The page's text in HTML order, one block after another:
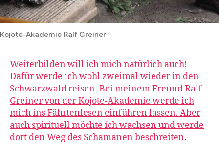
Kojote-Akademie Ralf Greiner
Weiterbilden will ich mich natürlich auch!
Dafür werde ich wohl zweimal wieder in den
Schwarzwald reisen. Bei meinem Freund Ralf
Greiner von der Kojote-Akademie werde ich
mich ins Fährtenlesen einführen lassen. Aber
auch spirituell möchte ich wachsen und werde
dort den Weg des Schamanen beschreiten.